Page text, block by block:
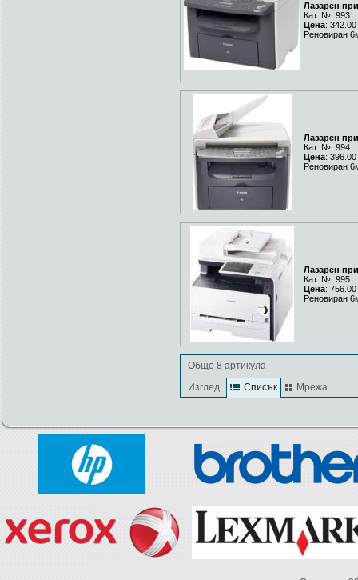
Лазарен
Кат. №: 993
Цена:
Реновиран
Лазарен
Кат. №: 994
Цена:
Реновиран
Лазарен
Кат. №: 995
Цена:
Реновиран
Общо 8 артикула
Изглед:
Списък Мрежа